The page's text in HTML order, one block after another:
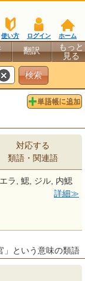
ホーム
ログイン
使い方
翻訳
もっと
見る
対応する
類語・関連語
ラ, 鰓, ジル, 内鰓
詳細
」という意味の類語